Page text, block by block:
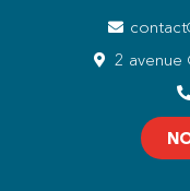
2 avenue